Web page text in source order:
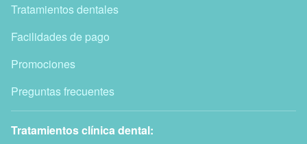
Tratamientos dentales
Facilidades de pago
Promociones
Preguntas frecuentes
Tratamientos clínica dental: